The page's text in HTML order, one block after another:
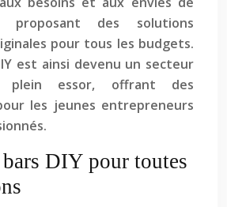
proposant des solutions
pour tous les budgets.
est ainsi devenu un secteur
plein essor, offrant des
les jeunes entrepreneurs
DIY pour toutes